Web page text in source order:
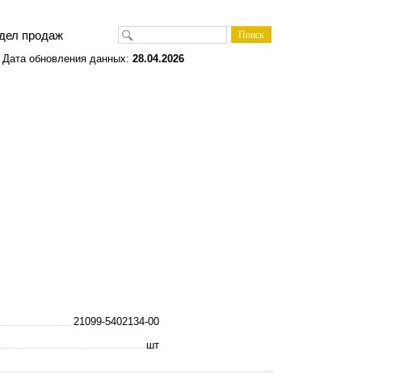
продаж
Дата обновления данных: 28.04.2026
21099-5402134-00
шт